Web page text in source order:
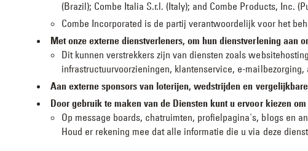
(Brazil); Combe Italia S.r.l. (Italy); and Combe Products, Inc.
Combe Incorporated is de partij verantwoordelijk voor het
Met onze externe dienstverleners, om hun dienstverlening aan
Dit kunnen verstrekkers zijn van diensten zoals
infrastructuurvoorzieningen, klantenservice, e-
Aan externe sponsors van loterijen, wedstrijden en
Door gebruik te maken van de Diensten kunt u ervoor kiezen
Op message boards, chatruimten, profielpagina's, blogs en
Houd er rekening mee dat alle informatie die u via deze